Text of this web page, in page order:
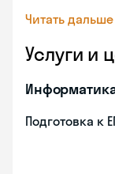
Читать дальше
Услуги и
Подготовка к